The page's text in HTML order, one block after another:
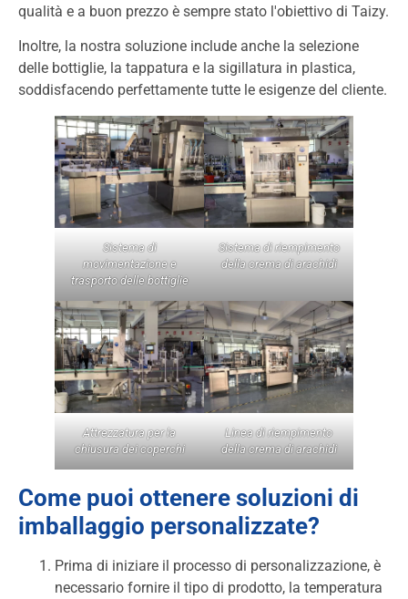
qualità e a buon prezzo è sempre stato l'obiettivo di Taizy.
Inoltre, la nostra soluzione include anche la selezione
delle bottiglie, la tappatura e la sigillatura in plastica,
soddisfacendo perfettamente tutte le esigenze del cliente.
Sistema di
movimentazione e
trasporto delle bottiglie
Sistema di riempimento
della crema di arachidi
Attrezzatura per la
chiusura dei coperchi
Linea di riempimento
della crema di arachidi
Come puoi ottenere soluzioni di
imballaggio personalizzate?
Prima di iniziare il processo di personalizzazione, è
necessario fornire il tipo di prodotto, la temperatura